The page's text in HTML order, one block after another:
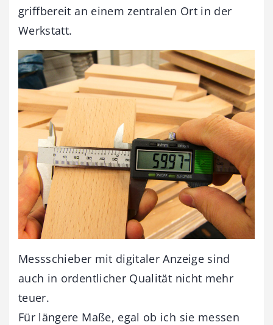
griffbereit an einem zentralen Ort in der
Werkstatt.
Messschieber mit digitaler Anzeige sind
auch in ordentlicher Qualität nicht mehr
teuer.
Für längere Maße, egal ob ich sie messen